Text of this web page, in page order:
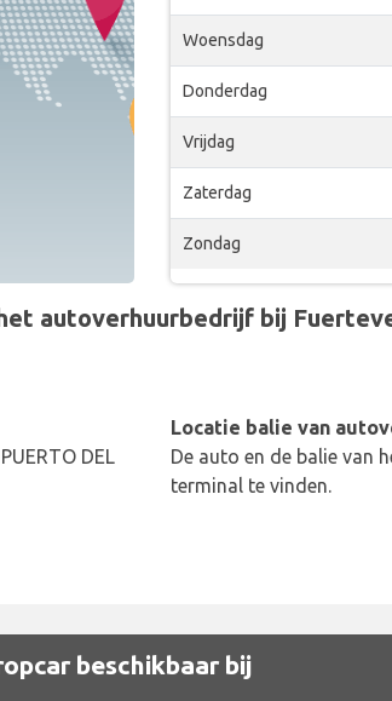
Woensdag
Donderdag
Vrijdag
Zaterdag
Zondag
het autoverhuurbedrijf bij
DEL
Locatie balie van
De auto en de balie van
terminal te vinden.
beschikbaar bij